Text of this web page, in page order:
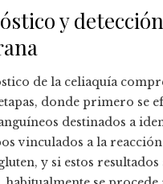
y detección
de la celiaquía
donde primero se
destinados a
vinculados a la
y si estos resultados